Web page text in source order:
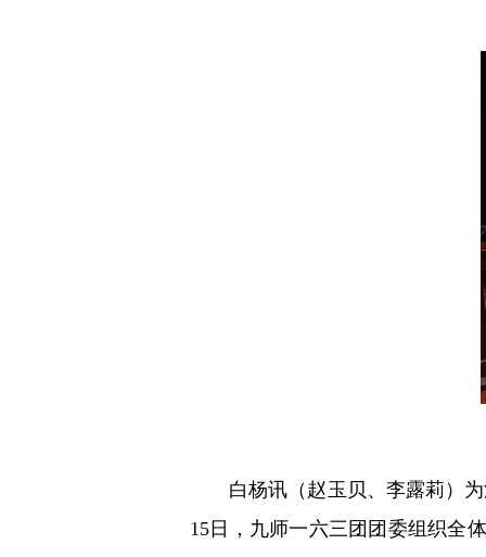
白杨讯（赵玉贝、李露莉）
15日，九师一六三团团委组织全